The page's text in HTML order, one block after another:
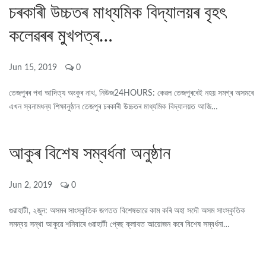
চৰকাৰী উচ্চতৰ মাধ্যমিক বিদ্যালয়ৰ বৃহৎ
কলেৱৰৰ মুখপত্ৰ…
Jun 15, 2019 0
তেজপুৰৰ পৰা আদিত্য অংকুৰ নাথ, নিউজ24HOURS: কেৱল তেজপুৰৰেই নহয় সমগ্ৰ অসমৰে
এখন স্বনামধন্য শিক্ষানুষ্ঠান তেজপুৰ চৰকাৰী উচ্চতৰ মাধ্যমিক বিদ্যালয়ত আজি…
আকুৰ বিশেষ সম্বৰ্ধনা অনুষ্ঠান
Jun 2, 2019 0
গুৱাহাটী, ২জুন: অসমৰ সাংস্কৃতিক জগতত বিশেষভাৱে কাম কৰি অহা সদৌ অসম সাংস্কৃতিক
সমন্বয় সন্থা আকুৱে শনিবাৰে গুৱাহাটী প্ৰেছ ক্লাবত আয়োজন কৰে বিশেষ সম্বৰ্ধনা…